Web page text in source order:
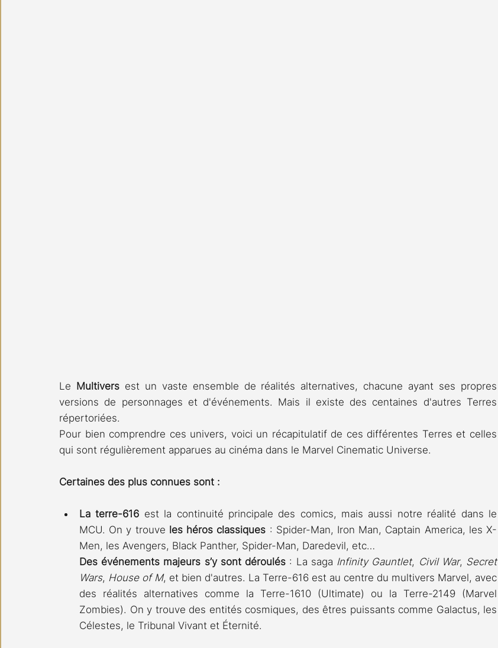
Le Multivers est un vaste ensemble de réalités alternatives, chacune ayant ses propres
versions de personnages et d'événements. Mais il existe des centaines d'autres Terres
répertoriées.
Pour bien comprendre ces univers, voici un récapitulatif de ces différentes Terres et celles
qui sont régulièrement apparues au cinéma dans le Marvel Cinematic Universe.
Certaines des plus connues sont :
La terre-616 est la continuité principale des comics, mais aussi notre réalité dans le
MCU. On y trouve les héros classiques : Spider-Man, Iron Man, Captain America, les X-
Men, les Avengers, Black Panther, Spider-Man, Daredevil, etc…
Des événements majeurs s’y sont déroulés : La saga Infinity Gauntlet, Civil War, Secret
Wars, House of M, et bien d'autres. La Terre-616 est au centre du multivers Marvel, avec
des réalités alternatives comme la Terre-1610 (Ultimate) ou la Terre-2149 (Marvel
Zombies). On y trouve des entités cosmiques, des êtres puissants comme Galactus, les
Célestes, le Tribunal Vivant et Éternité.